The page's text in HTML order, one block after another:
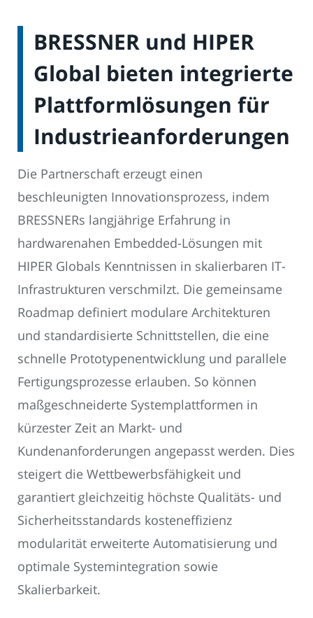
BRESSNER und HIPER
Global bieten integrierte
Plattformlösungen für
Industrieanforderungen
Die Partnerschaft erzeugt einen
beschleunigten Innovationsprozess, indem
BRESSNERs langjährige Erfahrung in
hardwarenahen Embedded-Lösungen mit
HIPER Globals Kenntnissen in skalierbaren IT-
Infrastrukturen verschmilzt. Die gemeinsame
Roadmap definiert modulare Architekturen
und standardisierte Schnittstellen, die eine
schnelle Prototypenentwicklung und parallele
Fertigungsprozesse erlauben. So können
maßgeschneiderte Systemplattformen in
kürzester Zeit an Markt- und
Kundenanforderungen angepasst werden. Dies
steigert die Wettbewerbsfähigkeit und
garantiert gleichzeitig höchste Qualitäts- und
Sicherheitsstandards kosteneffizienz
modularität erweiterte Automatisierung und
optimale Systemintegration sowie
Skalierbarkeit.